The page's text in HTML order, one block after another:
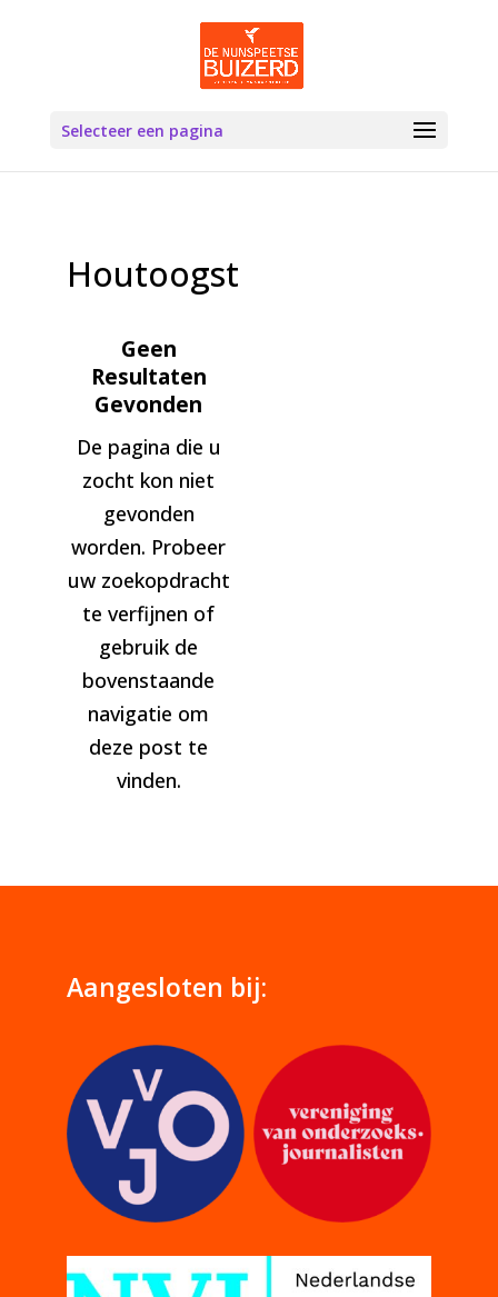
Selecteer een pagina
Houtoogst
Geen
Resultaten
Gevonden
De pagina die u
zocht kon niet
gevonden
worden. Probeer
uw zoekopdracht
te verfijnen of
gebruik de
bovenstaande
navigatie om
deze post te
vinden.
Aangesloten bij: